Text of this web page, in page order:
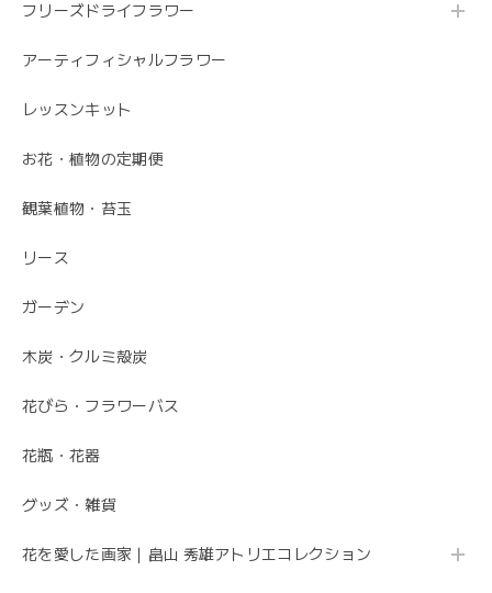
フリーズドライフラワー
アーティフィシャルフラワー
レッスンキット
お花・植物の定期便
観葉植物・苔玉
リース
ガーデン
木炭・クルミ殻炭
花びら・フラワーバス
花瓶・花器
グッズ・雑貨
花を愛した画家｜畠山 秀雄アトリエコレクション